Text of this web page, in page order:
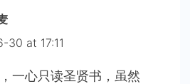
30 at 17:11
一心只读圣贤书，虽然